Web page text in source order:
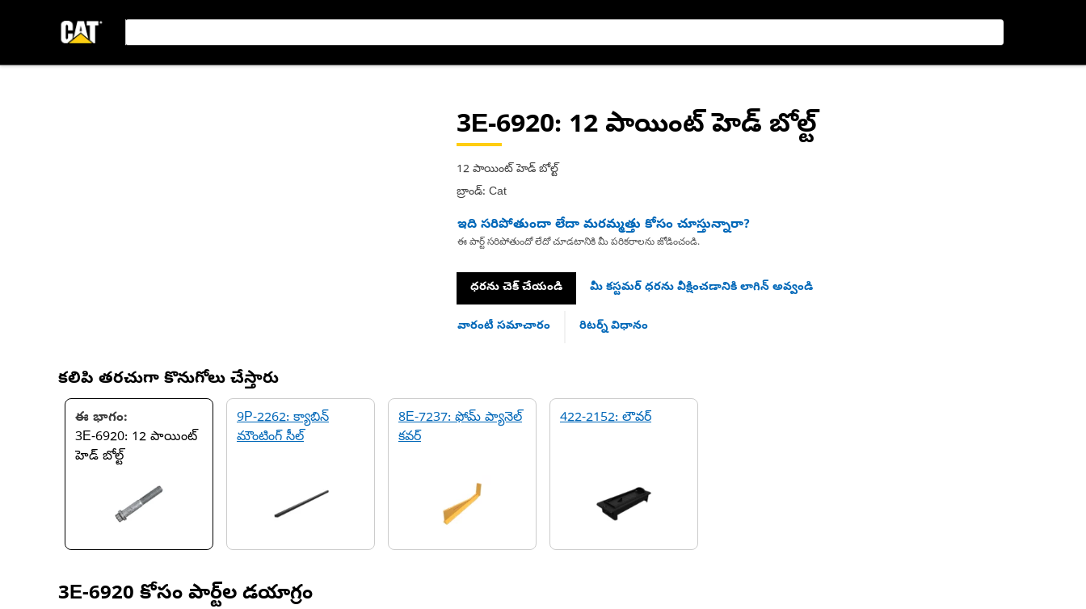
3E-6920: 12 పాయింట్ హెడ్ బోల్ట్
12 పాయింట్ హెడ్ బోల్ట్
బ్రాండ్: Cat
ఇది సరిపోతుందా లేదా మరమ్మత్తు కోసం చూస్తున్నారా?
ఈ పార్ట్ సరిపోతుందో లేదో చూడటానికి మీ పరికరాలను జోడించండి.
ధరను చెక్ చేయండి మీ కస్టమర్ ధరను వీక్షించడానికి లాగిన్ అవ్వండి
వారంటీ సమాచారం రిటర్న్ విధానం
కలిపి తరచుగా కొనుగోలు చేస్తారు
ఈ భాగం:
3E-6920: 12 పాయింట్
హెడ్ బోల్ట్
9P-2262: క్యాబిన్
మౌంటింగ్ సీల్
8E-7237: ఫోమ్ ప్యానెల్
కవర్
422-2152: లౌవర్
3E-6920 కోసం పార్ట్‌ల డయాగ్రం